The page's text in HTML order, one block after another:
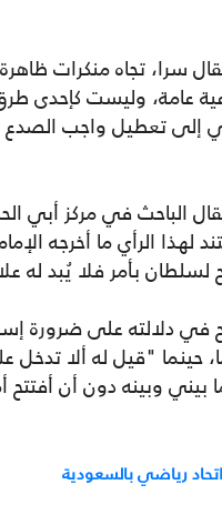
سرا، تجاه منكرات
عامة، وليست كإحدى
تعطيل واجب الصدع
الباحث في مركز أبي
لهذا الرأي ما أخرجه
بأمر فلا يُبد له
دلالته على ضرورة
حينما "قيل له ألا تدخل
بيني وبينه دون أن
رياضي بالسعودية